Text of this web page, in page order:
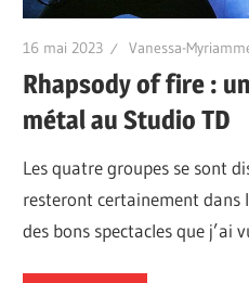
16 mai 2023 Vanessa-
Rhapsody of fire :
métal au Studio TD
Les quatre groupes se sont
resteront certainement dans
des bons spectacles que j’ai